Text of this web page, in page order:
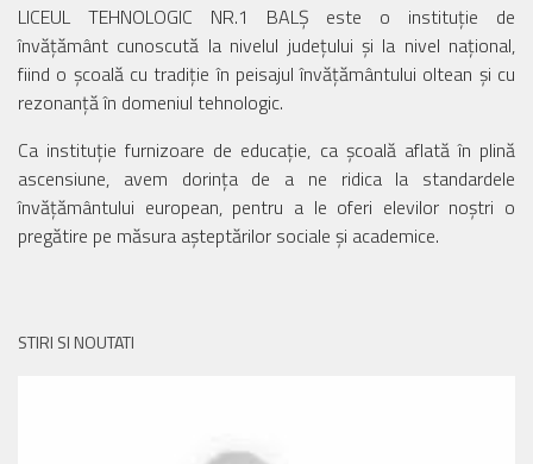
LICEUL TEHNOLOGIC NR.1 BALȘ este o instituție de
învățământ cunoscută la nivelul județului și la nivel național,
fiind o școală cu tradiție în peisajul învățământului oltean și cu
rezonanță în domeniul tehnologic.
Ca instituție furnizoare de educație, ca școală aflată în plină
ascensiune, avem dorința de a ne ridica la standardele
învățământului european, pentru a le oferi elevilor noștri o
pregătire pe măsura așteptărilor sociale și academice.
STIRI SI NOUTATI